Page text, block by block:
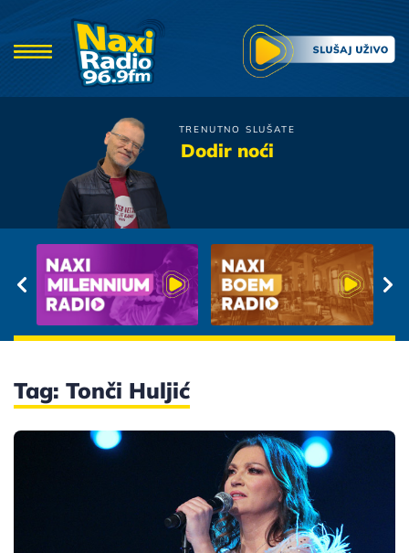
TRENUTNO SLUŠATE
Dodir noći
Tag: Tonči Huljić